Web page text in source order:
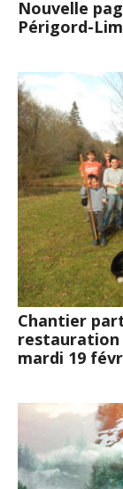
Nouvelle
Périgord-
Chantier
restauration
mardi 19